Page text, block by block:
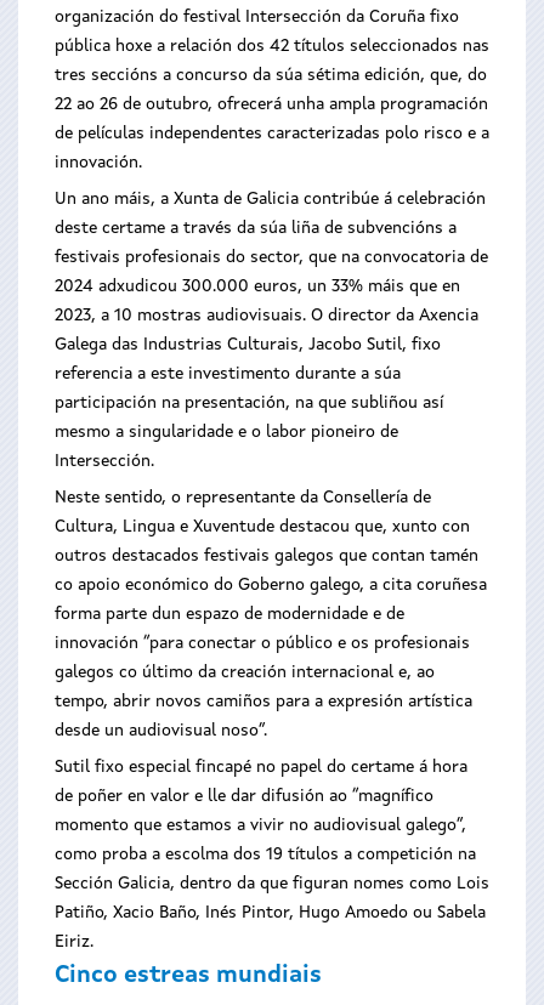
organización do festival Intersección da Coruña fixo
pública hoxe a relación dos 42 títulos seleccionados nas
tres seccións a concurso da súa sétima edición, que, do
22 ao 26 de outubro, ofrecerá unha ampla programación
de películas independentes caracterizadas polo risco e a
innovación.
Un ano máis, a Xunta de Galicia contribúe á celebración
deste certame a través da súa liña de subvencións a
festivais profesionais do sector, que na convocatoria de
2024 adxudicou 300.000 euros, un 33% máis que en
2023, a 10 mostras audiovisuais. O director da Axencia
Galega das Industrias Culturais, Jacobo Sutil, fixo
referencia a este investimento durante a súa
participación na presentación, na que subliñou así
mesmo a singularidade e o labor pioneiro de
Intersección.
Neste sentido, o representante da Consellería de
Cultura, Lingua e Xuventude destacou que, xunto con
outros destacados festivais galegos que contan tamén
co apoio económico do Goberno galego, a cita coruñesa
forma parte dun espazo de modernidade e de
innovación “para conectar o público e os profesionais
galegos co último da creación internacional e, ao
tempo, abrir novos camiños para a expresión artística
desde un audiovisual noso”.
Sutil fixo especial fincapé no papel do certame á hora
de poñer en valor e lle dar difusión ao “magnífico
momento que estamos a vivir no audiovisual galego”,
como proba a escolma dos 19 títulos a competición na
Sección Galicia, dentro da que figuran nomes como Lois
Patiño, Xacio Baño, Inés Pintor, Hugo Amoedo ou Sabela
Eiriz.
Cinco estreas mundiais